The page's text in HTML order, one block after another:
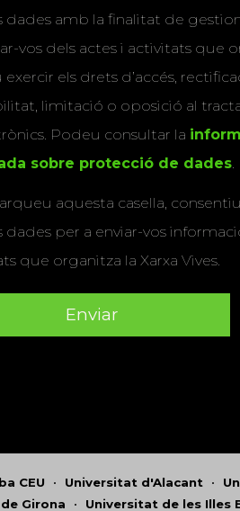
dades amb la finalitat de
vos dels actes i activitats que
els drets d’accés,
limitació o oposició al
Podeu consultar la
sobre protecció de dades
aquesta casella,
dades per a enviar-vos
que organitza la Xarxa Vives.
CEU • Universitat d'Alacant •
Girona • Universitat de les Illes